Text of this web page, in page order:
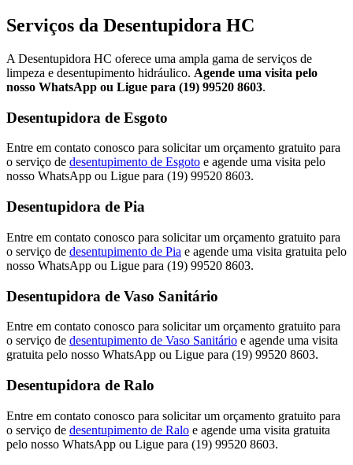
Serviços da Desentupidora HC
A Desentupidora HC oferece uma ampla gama de serviços de
limpeza e desentupimento hidráulico. Agende uma visita pelo
nosso WhatsApp ou Ligue para (19) 99520 8603.
Desentupidora de Esgoto
Entre em contato conosco para solicitar um orçamento gratuito para
o serviço de desentupimento de Esgoto e agende uma visita pelo
nosso WhatsApp ou Ligue para (19) 99520 8603.
Desentupidora de Pia
Entre em contato conosco para solicitar um orçamento gratuito para
o serviço de desentupimento de Pia e agende uma visita gratuita pelo
nosso WhatsApp ou Ligue para (19) 99520 8603.
Desentupidora de Vaso Sanitário
Entre em contato conosco para solicitar um orçamento gratuito para
o serviço de desentupimento de Vaso Sanitário e agende uma visita
gratuita pelo nosso WhatsApp ou Ligue para (19) 99520 8603.
Desentupidora de Ralo
Entre em contato conosco para solicitar um orçamento gratuito para
o serviço de desentupimento de Ralo e agende uma visita gratuita
pelo nosso WhatsApp ou Ligue para (19) 99520 8603.